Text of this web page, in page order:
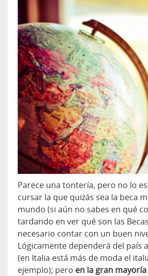
Parece una tontería, pero no lo
cursar la que quizás sea la beca
mundo (si aún no sabes en qué
tardando en ver qué son las
necesario contar con un buen
Lógicamente dependerá del país
(en Italia está más de moda el
ejemplo); pero en la gran